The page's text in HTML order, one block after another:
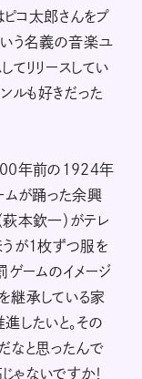
コ太郎さんをプ
いう名義の音楽ユ
てリリースしてい
ンルも好きだった
年前の1924年
が踊った余興
萩本欽一）がテレ
うが1枚ずつ服を
ゲームのイメージ
継承している家
したいと。その
なと思ったんで
ゃないですか！